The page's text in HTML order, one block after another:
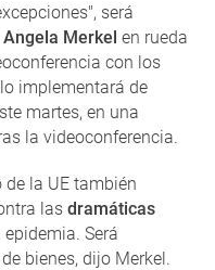
será
Angela Merkel en rueda
con los
implementará de
martes, en una
la videoconferencia.
de la UE también
las dramáticas
epidemia. Será
bienes, dijo Merkel.